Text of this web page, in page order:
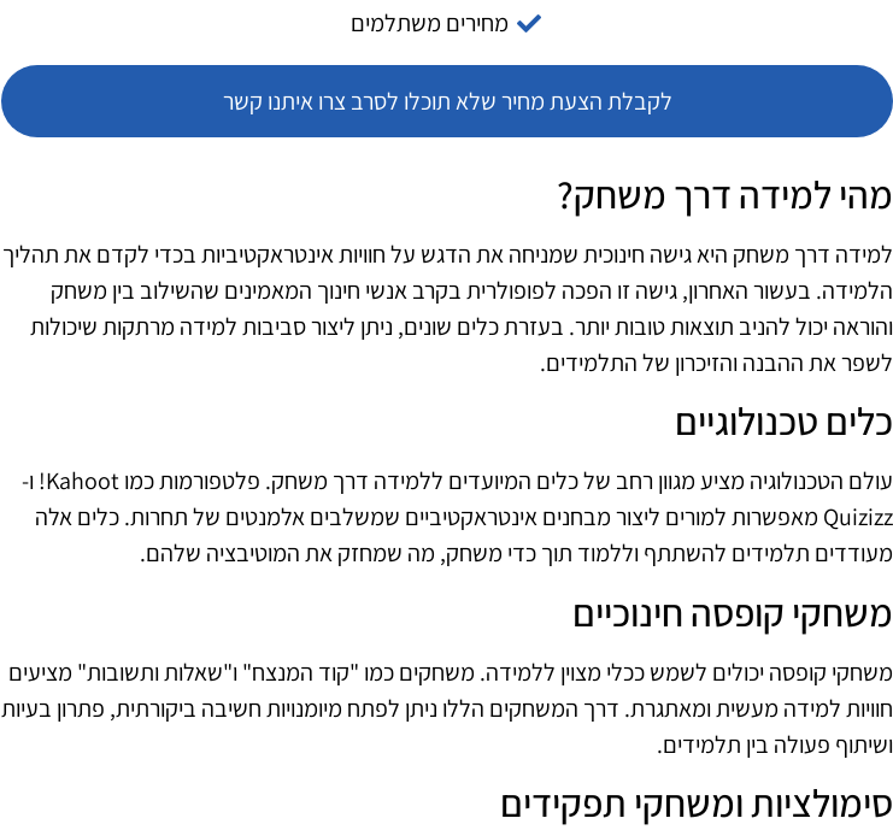
מחירים משתלמים
לקבלת הצעת מחיר שלא תוכלו לסרב צרו איתנו קשר
מהי למידה דרך משחק?
למידה דרך משחק היא גישה חינוכית שמניחה את הדגש על חוויות אינטראקטיביות בכדי לקדם את תהליך
הלמידה. בעשור האחרון, גישה זו הפכה לפופולרית בקרב אנשי חינוך המאמינים שהשילוב בין משחק
והוראה יכול להניב תוצאות טובות יותר. בעזרת כלים שונים, ניתן ליצור סביבות למידה מרתקות שיכולות
לשפר את ההבנה והזיכרון של התלמידים.
כלים טכנולוגיים
עולם הטכנולוגיה מציע מגוון רחב של כלים המיועדים ללמידה דרך משחק. פלטפורמות כמו Kahoot! ו-
Quizizz מאפשרות למורים ליצור מבחנים אינטראקטיביים שמשלבים אלמנטים של תחרות. כלים אלה
מעודדים תלמידים להשתתף וללמוד תוך כדי משחק, מה שמחזק את המוטיבציה שלהם.
משחקי קופסה חינוכיים
משחקי קופסה יכולים לשמש ככלי מצוין ללמידה. משחקים כמו "קוד המנצח" ו"שאלות ותשובות" מציעים
חוויות למידה מעשית ומאתגרת. דרך המשחקים הללו ניתן לפתח מיומנויות חשיבה ביקורתית, פתרון בעיות
ושיתוף פעולה בין תלמידים.
סימולציות ומשחקי תפקידים